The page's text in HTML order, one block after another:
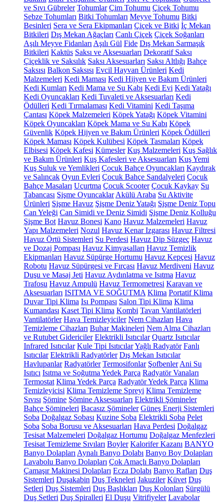
ve Sıvı Gübreler Tohumlar Çim Tohumu Çiçek Tohumu
Sebze Tohumları Bitki Tohumları Meyve Tohumu Bitki
Besinleri Sera ve Sera Ekipmanları Çiçek ve Bitki İç Mekan
Bitkileri Dış Mekan Ağaçları Canlı Çiçek Çiçek Soğanları
Aşılı Meyve Fidanları Aşılı Gül Fide Dış Mekan Sarmaşık
Bitkileri Kaktüs Saksı ve Aksesuarları Dekoratif Saksı
Çiçeklik ve Saksılık Saksı Aksesuarları Saksı Altlığı Bahçe
Saksısı Balkon Saksısı Evcil Hayvan Ürünleri Kedi
Malzemeleri Kedi Maması Kedi Hijyen ve Bakım Ürünleri
Kedi Kumları Kedi Mama ve Su Kabı Kedi Evi Kedi Yatağı
Kedi Oyuncakları Kedi Tuvaleti ve Aksesuarları Kedi
Ödülleri Kedi Tırmalaması Kedi Vitamini Kedi Taşıma
Çantası Köpek Malzemeleri Köpek Yatağı Köpek Vitamini
Köpek Oyuncakları Köpek Mama ve Su Kabı Köpek
Güvenlik Köpek Hijyen ve Bakım Ürünleri Köpek Ödülleri
Köpek Maması Köpek Kulübesi Köpek Tasmaları Köpek
Elbisesi Köpek Kafesi Kümesler Kuş Malzemeleri Kuş Sağlık
ve Bakım Ürünleri Kuş Kafesleri ve Aksesuarları Kuş Yemi
Kuş Suluk ve Yemlikleri Çocuk Bahçe Oyuncakları Kaydırak
ve Salıncak Oyun Evleri Çocuk Bahçe Sandalyeleri Çocuk
Bahçe Masaları Uçurtma Çocuk Scooter Çocuk Kaykay Su
Tabancası Şişme Oyuncaklar Akülü Araba Su Aktivite
Ürünleri Şişme Havuz Şişme Deniz Yatağı Şişme Deniz Topu
Can Yeleği Can Simidi ve Deniz Simidi Şişme Deniz Kolluğu
Şişme Bot Havuz Bonesi Kano Havuz Malzemeleri Havuz
Yapı Malzemeleri Nozul Havuz Kenar Izgarası Havuz Filtresi
Havuz Örtü Sistemleri Su Perdesi Havuz Dip Süzgeç Havuz
ve Dozaj Pompası Havuz Kimyasalları Havuz Temizlik
Ekipmanları Havuz Süpürge Hortumu Havuz Kepçesi Havuz
Robotu Havuz Süpürgesi ve Fırçası Havuz Merdiveni Havuz
Duşu ve Masaj Jeti Havuz Aydınlatma ve Isıtma Havuz
Trafosu Havuz Ampulü Havuz Termometresi Karavan ve
Aksesuarları ISITMA VE SOĞUTMA Klima Portatif Klima
Duvar Tipi Klima Isı Pompası Salon Tipi Klima Klima
Kumandası Kaset Tipi Klima Kombi Tavan Vantilatörleri
Vantilatörler Hava Temizleyiciler Nem Cihazları Hava
Temizleme Cihazları Buhar Makineleri Nem Alma Cihazları
ve Rutubet Gidericiler Elektrikli Isıtıcılar Quartz Isıtıcılar
Infrared Isıtıcılar Kule Tipi IsıtıcılarYağlı Radyatör Fanlı
Isıtıcılar Elektrikli Radyatörler Dış Mekan Isıtıcılar
Havlupanlar Radyatörler Termosifonlar Şofbenler Ani Su
Isıtıcı Isıtma ve Soğutma Yedek Parça Radyatör Vanaları
Termostat Klima Yedek Parça Radyatör Yedek Parça Klima
Temizleyicisi Klima Temizleme Spreyi Klima Temizleme
Sıvısı Şömine Şömine Aksesuarları Elektrikli Şömineler
Bahçe Şömineleri Bacasız Şömineler Güneş Enerji Sistemleri
Soba Doğalgaz Sobası Kuzine Soba Elektrikli Soba Pelet
Soba Soba Borusu ve Aksesuarları Hava Perdesi Doğalgaz
Tesisat Malzemeleri Doğalgaz Hortumu Doğalgaz Menfezleri
Tesisat Temizleme Sıvıları Boyler Kalorifer Kazanı BANYO
Banyo Dolapları Aynalı Banyo Dolabı Banyo Boy Dolapları
Lavabolu Banyo Dolapları Çok Amaçlı Banyo Dolapları
Çamaşır Makinesi Dolapları Ecza Dolabı Banyo Rafları Duş
Sistemleri Duşakabin Duş Tekneleri Jakuziler Küvet Duş
Setleri Duş Sistemleri Duş Başlıkları Duş Kolonları Sürgülü
Duş Setleri Duş Spiralleri El Duşu Vitrifiyeler Lavabolar